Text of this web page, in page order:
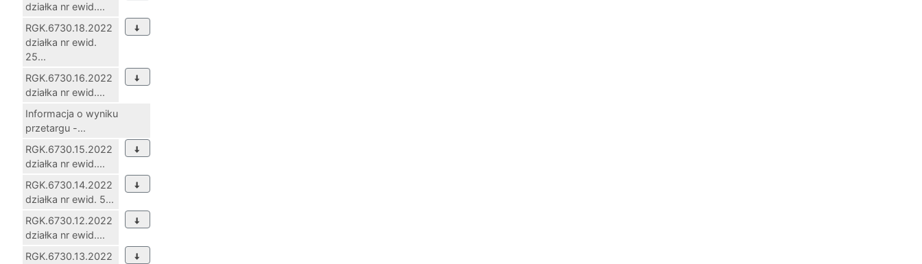
działka nr ewid....
RGK.6730.18.2022
działka nr ewid.
25...
RGK.6730.16.2022
działka nr ewid....
Informacja o wyniku
przetargu -...
RGK.6730.15.2022
działka nr ewid....
RGK.6730.14.2022
działka nr ewid. 5...
RGK.6730.12.2022
działka nr ewid....
RGK.6730.13.2022